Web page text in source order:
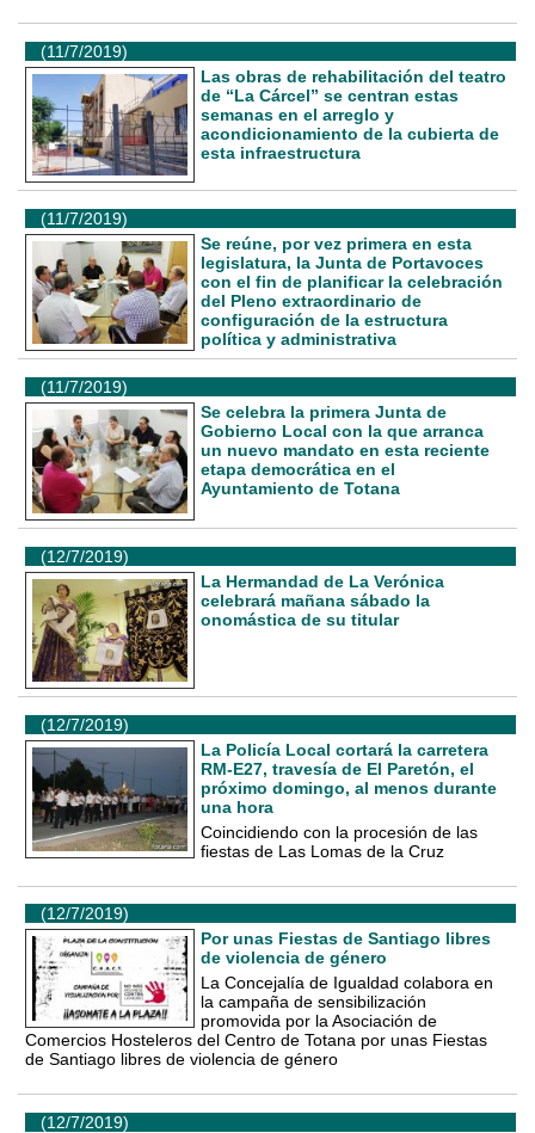
(11/7/2019)
Las obras de rehabilitación del teatro
de “La Cárcel” se centran estas
semanas en el arreglo y
acondicionamiento de la cubierta de
esta infraestructura
(11/7/2019)
Se reúne, por vez primera en esta
legislatura, la Junta de Portavoces
con el fin de planificar la celebración
del Pleno extraordinario de
configuración de la estructura
política y administrativa
(11/7/2019)
Se celebra la primera Junta de
Gobierno Local con la que arranca
un nuevo mandato en esta reciente
etapa democrática en el
Ayuntamiento de Totana
(12/7/2019)
La Hermandad de La Verónica
celebrará mañana sábado la
onomástica de su titular
(12/7/2019)
La Policía Local cortará la carretera
RM-E27, travesía de El Paretón, el
próximo domingo, al menos durante
una hora
Coincidiendo con la procesión de las
fiestas de Las Lomas de la Cruz
(12/7/2019)
Por unas Fiestas de Santiago libres
de violencia de género
La Concejalía de Igualdad colabora en
la campaña de sensibilización
promovida por la Asociación de
Comercios Hosteleros del Centro de Totana por unas Fiestas
de Santiago libres de violencia de género
(12/7/2019)